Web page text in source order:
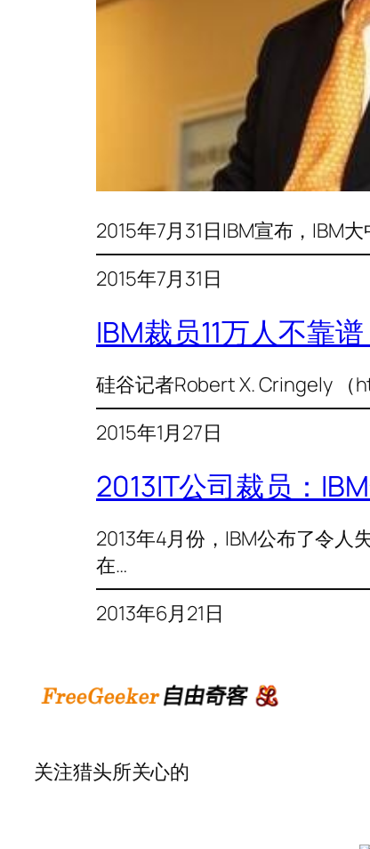
2015年7月31日IBM宣布，IBM
2015年7月31日
IBM裁员11万人不靠
硅谷记者Robert X. Cringely
2015年1月27日
2013IT公司裁员：
2013年4月份，IBM公布了令
在…
2013年6月21日
关注猎头所关心的